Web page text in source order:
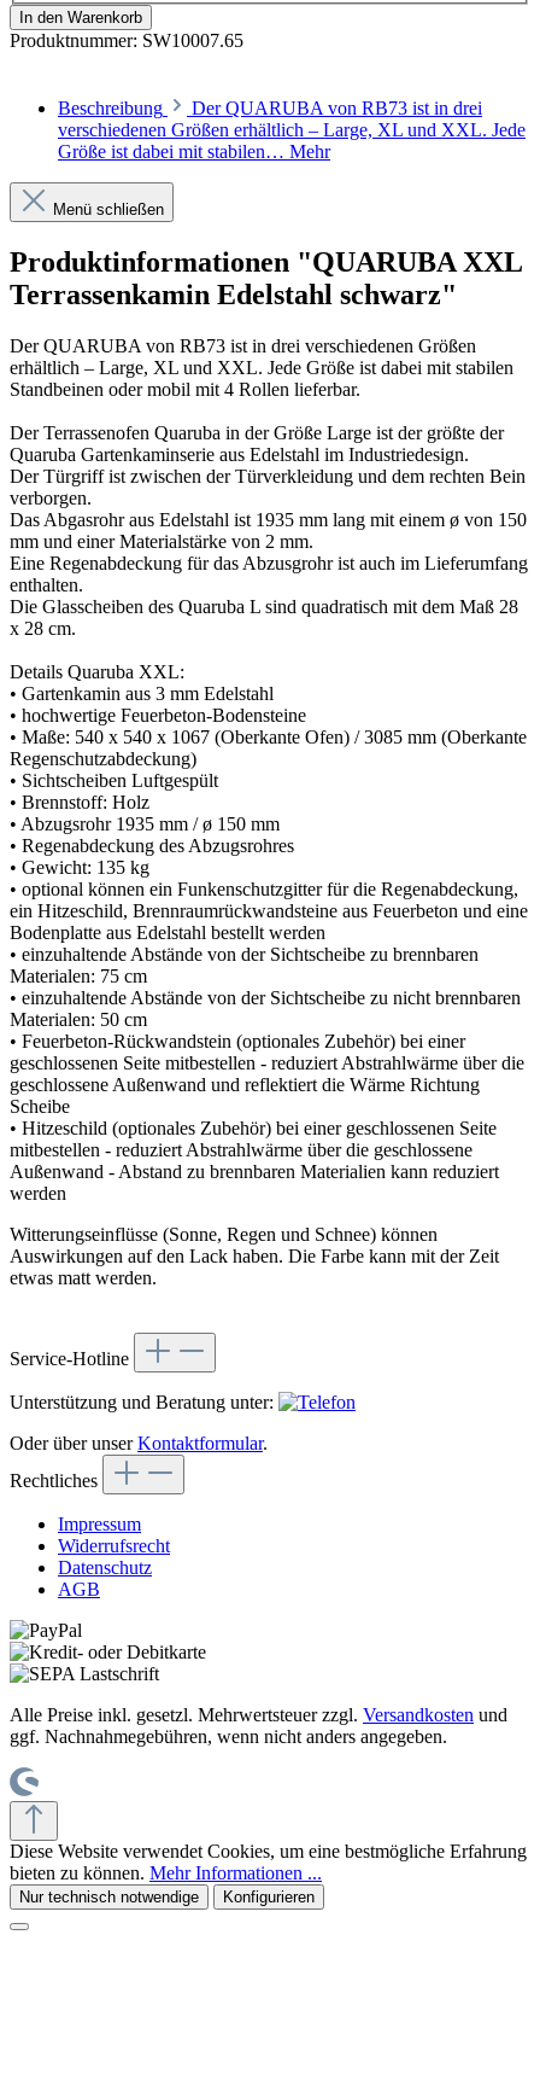
In den Warenkorb
Produktnummer: SW10007.65
Beschreibung
Der QUARUBA von RB73 ist in drei
verschiedenen Größen erhältlich – Large, XL und XXL. Jede
Größe ist dabei mit stabilen… Mehr
Menü schließen
Produktinformationen "QUARUBA XXL
Terrassenkamin Edelstahl schwarz"
Der QUARUBA von RB73 ist in drei verschiedenen Größen
erhältlich – Large, XL und XXL. Jede Größe ist dabei mit stabilen
Standbeinen oder mobil mit 4 Rollen lieferbar.
Der Terrassenofen Quaruba in der Größe Large ist der größte der
Quaruba Gartenkaminserie aus Edelstahl im Industriedesign.
Der Türgriff ist zwischen der Türverkleidung und dem rechten Bein
verborgen.
Das Abgasrohr aus Edelstahl ist 1935 mm lang mit einem ø von 150
mm und einer Materialstärke von 2 mm.
Eine Regenabdeckung für das Abzusgrohr ist auch im Lieferumfang
enthalten.
Die Glasscheiben des Quaruba L sind quadratisch mit dem Maß 28
x 28 cm.
Details Quaruba XXL:
• Gartenkamin aus 3 mm Edelstahl
• hochwertige Feuerbeton-Bodensteine
• Maße: 540 x 540 x 1067 (Oberkante Ofen) / 3085 mm (Oberkante
Regenschutzabdeckung)
• Sichtscheiben Luftgespült
• Brennstoff: Holz
• Abzugsrohr 1935 mm / ø 150 mm
• Regenabdeckung des Abzugsrohres
• Gewicht: 135 kg
• optional können ein Funkenschutzgitter für die Regenabdeckung,
ein Hitzeschild, Brennraumrückwandsteine aus Feuerbeton und eine
Bodenplatte aus Edelstahl bestellt werden
• einzuhaltende Abstände von der Sichtscheibe zu brennbaren
Materialen: 75 cm
• einzuhaltende Abstände von der Sichtscheibe zu nicht brennbaren
Materialen: 50 cm
• Feuerbeton-Rückwandstein (optionales Zubehör) bei einer
geschlossenen Seite mitbestellen - reduziert Abstrahlwärme über die
geschlossene Außenwand und reflektiert die Wärme Richtung
Scheibe
• Hitzeschild (optionales Zubehör) bei einer geschlossenen Seite
mitbestellen - reduziert Abstrahlwärme über die geschlossene
Außenwand - Abstand zu brennbaren Materialien kann reduziert
werden
Witterungseinflüsse (Sonne, Regen und Schnee) können
Auswirkungen auf den Lack haben. Die Farbe kann mit der Zeit
etwas matt werden.
Service-Hotline
Unterstützung und Beratung unter:
Oder über unserKontaktformular.
Rechtliches
Impressum
Widerrufsrecht
Datenschutz
AGB
Alle Preise inkl. gesetzl. Mehrwertsteuer zzgl. Versandkosten und
ggf. Nachnahmegebühren, wenn nicht anders angegeben.
Diese Website verwendet Cookies, um eine bestmögliche Erfahrung
bieten zu können. Mehr Informationen ...
Nur technisch notwendige Konfigurieren